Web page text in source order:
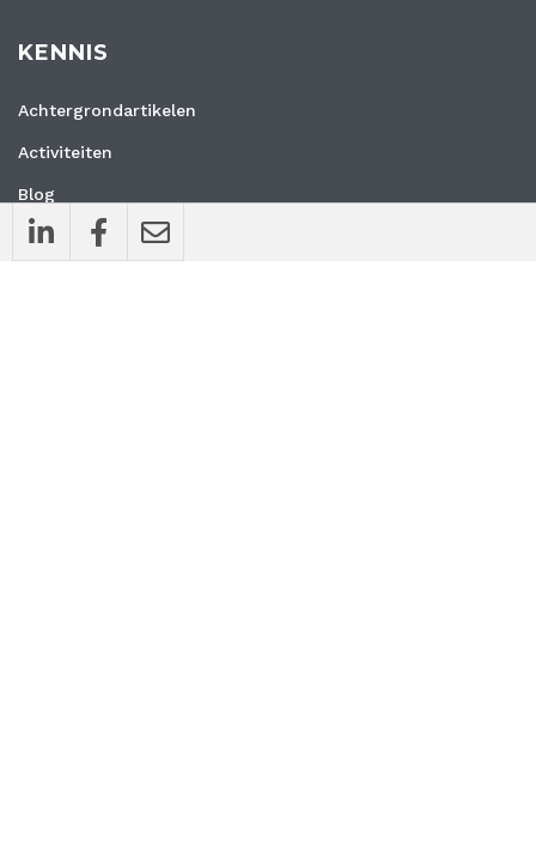
KENNIS
Achtergrondartikelen
Activiteiten
Blog
Interviews